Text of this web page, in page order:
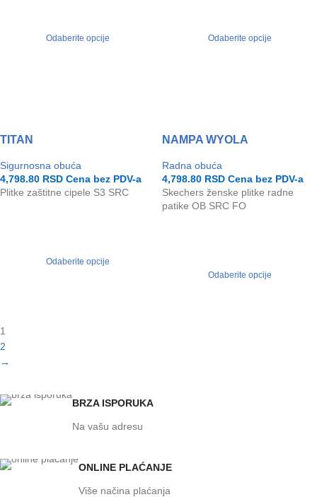
Odaberite opcije Odaberite opcije
TITAN
Sigurnosna obuća
4,798.80 RSD Cena bez PDV-a
Plitke zaštitne cipele S3 SRC
Odaberite opcije
NAMPA WYOLA
Radna obuća
4,798.80 RSD Cena bez PDV-a
Skechers ženske plitke radne
patike OB SRC FO
Odaberite opcije
1
2
→
BRZA ISPORUKA
Na vašu adresu
ONLINE PLAĆANJE
Više načina plaćanja